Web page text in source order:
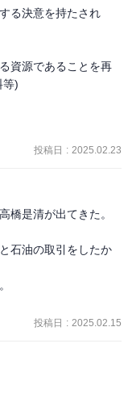
学ぶところが多い。
た。
る決意を持たされ
資源であることを再
等)
する。
ある。
失わないこと。それ
一度きりだ。二つの
投稿日 : 2025.02.23
橋是清が出てきた。
石油の取引をしたか
投稿日 : 2025.02.15